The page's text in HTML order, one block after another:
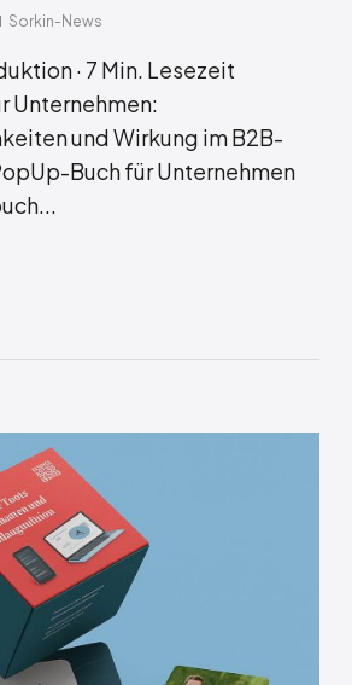
Sorkin-News
· 7 Min. Lesezeit
Unternehmen:
und Wirkung im B2B-
Buch für Unternehmen